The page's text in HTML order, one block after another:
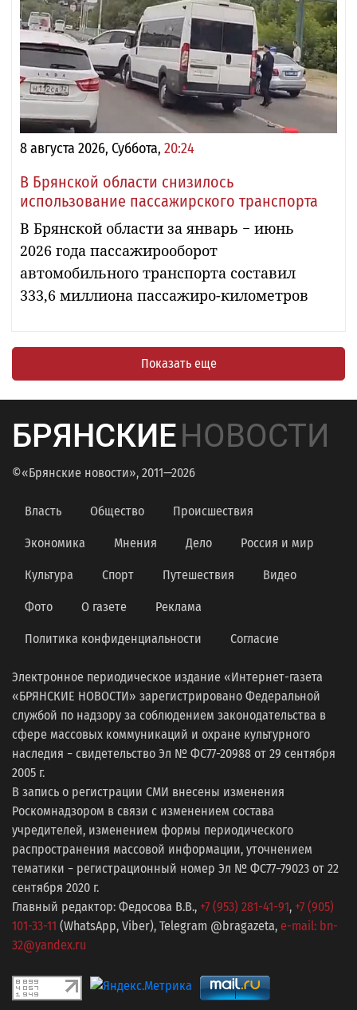
8 августа 2026, Суббота, 20:24
В Брянской области снизилось
использование пассажирского транспорта
В Брянской области за январь − июнь
2026 года пассажирооборот
автомобильного транспорта составил
333,6 миллиона пассажиро-километров
Показать еще
БРЯНСКИЕНОВОСТИ
©«Брянские новости», 2011—2026
Власть Общество Происшествия
Экономика Мнения Дело Россия и мир
Культура Спорт Путешествия Видео
Фото О газете Реклама
Политика конфиденциальности Согласие
Электронное периодическое издание «Интернет-газета
«БРЯНСКИЕ НОВОСТИ» зарегистрировано Федеральной
службой по надзору за соблюдением законодательства в
сфере массовых коммуникаций и охране культурного
наследия − свидетельство Эл № ФС77-20988 от 29 сентября
2005 г.
В запись о регистрации СМИ внесены изменения
Роскомнадзором в связи с изменением состава
учредителей, изменением формы периодического
распространения массовой информации, уточнением
тематики − регистрационный номер Эл № ФС77−79023 от 22
сентября 2020 г.
Главный редактор: Федосова В.В., +7 (953) 281-41-91, +7 (905)
101-33-11 (WhatsApp, Viber), Telegram @bragazeta, e-mail: bn-
32@yandex.ru